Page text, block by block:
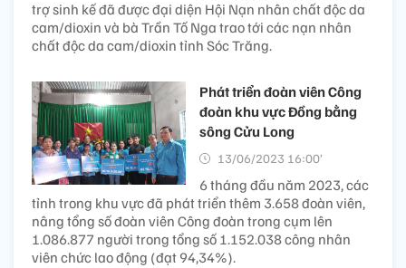
trợ sinh kế đã được đại diện Hội Nạn nhân chất độc da
cam/dioxin và bà Trần Tố Nga trao tới các nạn nhân
chất độc da cam/dioxin tỉnh Sóc Trăng.
Phát triển đoàn viên Công
đoàn khu vực Đồng bằng
sông Cửu Long
13/06/2023 16:00’
6 tháng đầu năm 2023, các
tỉnh trong khu vực đã phát triển thêm 3.658 đoàn viên,
nâng tổng số đoàn viên Công đoàn trong cụm lên
1.086.877 người trong tổng số 1.152.038 công nhân
viên chức lao động (đạt 94,34%).